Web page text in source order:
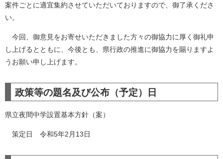
案件ごとに適宜集約させていただいておりますので、御了承くださ
い。
今回、御意見をお寄せいただきました方々の御協力に厚く御礼申
し上げるとともに、今後とも、県行政の推進に御協力を賜りますよ
うお願い申し上げます。
政策等の題名及び公布（予定）日
県立夜間中学設置基本方針（案）
策定日 令和5年2月13日